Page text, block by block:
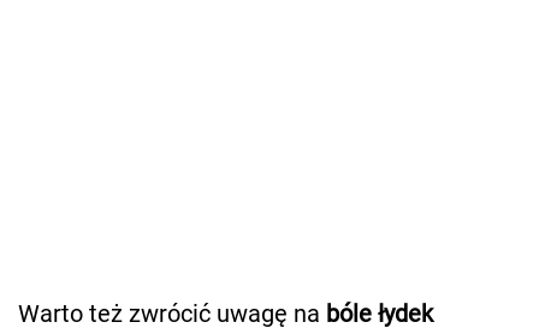
Warto też zwrócić uwagę na bóle łydek